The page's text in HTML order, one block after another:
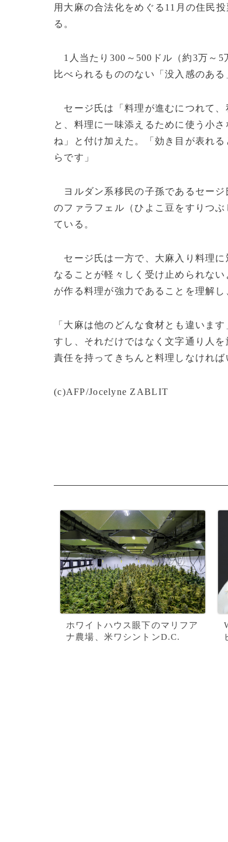
用大麻の合法化をめぐる11月の住民
る。
1人当たり300～500ドル（約3万～5
比べられるもののない「没入感のあ
セージ氏は「料理が進むにつれて、
と、料理に一味添えるために使う小
ね」と付け加えた。「効き目が表れ
らです」
ヨルダン系移民の子孫であるセージ
のファラフェル（ひよこ豆をすりつ
ている。
セージ氏は一方で、大麻入り料理に
なることが軽々しく受け止められな
が作る料理が強力であることを理解し
「大麻は他のどんな食材とも違いま
すし、それだけではなく文字通り人
責任を持ってきちんと料理しなければ
(c)AFP/Jocelyne ZABLIT
ホワイトハウス眼下のマリフア
ナ農場、米ワシントンD.C.